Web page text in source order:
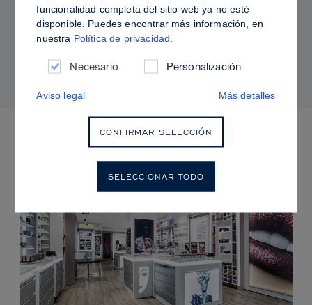
Piel grasa frente a piel hidratada: cómo fijar
Sculpt & Glow para lograr un acabado
PRÓXIMOS EVENTOS
funcionalidad completa del sitio web ya no esté
disponible. Puedes encontrar más información, en
nuestra Política de privacidad
Necesario Personalización
Aviso legal Más detalles
CONFIRMAR SELECCIÓN
SELECCIONAR TODO